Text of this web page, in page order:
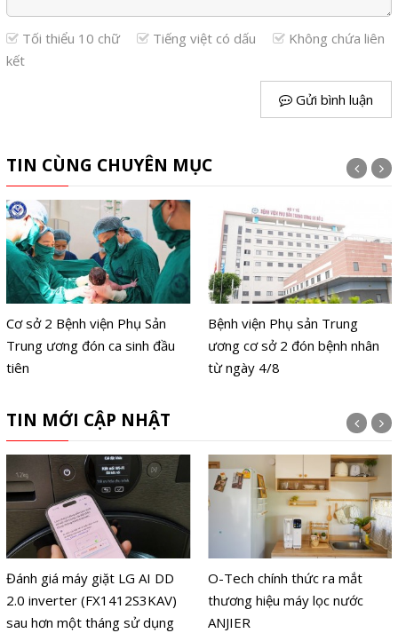
Tối thiểu 10 chữ Tiếng việt có dấu
Không chứa liên
kết
Gửi bình luận
TIN CÙNG CHUYÊN MỤC
Cơ sở 2 Bệnh viện Phụ Sản
Trung ương đón ca sinh đầu
tiên
Bệnh viện Phụ sản Trung
ương cơ sở 2 đón bệnh nhân
từ ngày 4/8
TIN MỚI CẬP NHẬT
Đánh giá máy giặt LG AI DD
2.0 inverter (FX1412S3KAV)
sau hơn một tháng sử dụng
O-Tech chính thức ra mắt
thương hiệu máy lọc nước
ANJIER